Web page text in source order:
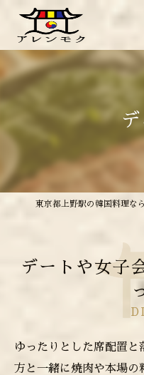
デ
デートや女子
ゆったりとした席配置
方と一緒に焼肉や本場の